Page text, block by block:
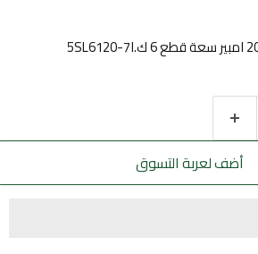
أضف لعربة التسوق